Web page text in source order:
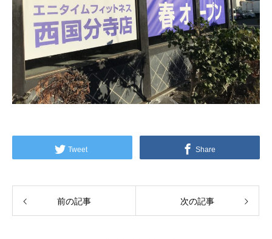
Tweet Share
前の記事 次の記事